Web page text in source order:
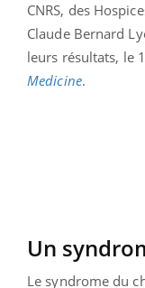
CNRS, des
Claude Bernard
leurs résultats, le
Medicine.
Un
Le syndrome du